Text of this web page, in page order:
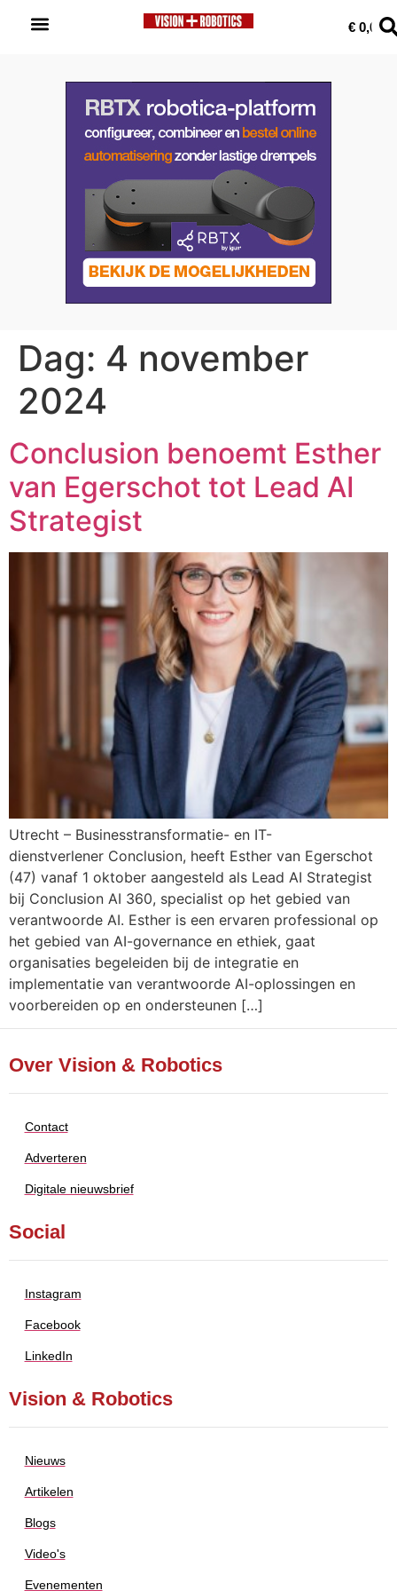
€ 0,00 0
Dag: 4 november
2024
Conclusion benoemt Esther
van Egerschot tot Lead AI
Strategist
Utrecht – Businesstransformatie- en IT-
dienstverlener Conclusion, heeft Esther van Egerschot
(47) vanaf 1 oktober aangesteld als Lead AI Strategist
bij Conclusion AI 360, specialist op het gebied van
verantwoorde AI. Esther is een ervaren professional op
het gebied van AI-governance en ethiek, gaat
organisaties begeleiden bij de integratie en
implementatie van verantwoorde AI-oplossingen en
voorbereiden op en ondersteunen […]
Over Vision & Robotics
Contact
Adverteren
Digitale nieuwsbrief
Social
Instagram
Facebook
LinkedIn
Vision & Robotics
Nieuws
Artikelen
Blogs
Video's
Evenementen